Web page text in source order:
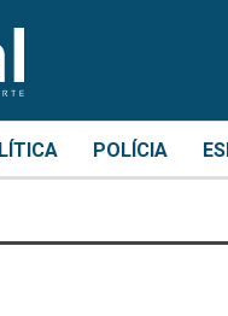
POLÍCIA